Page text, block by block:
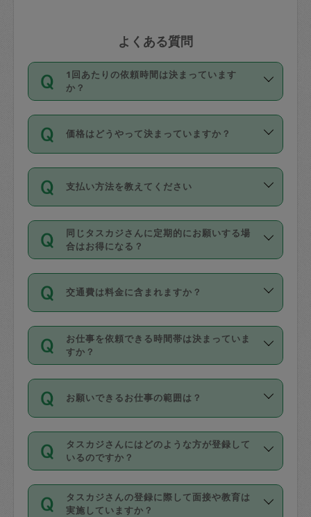
よくある質問
1回あたりの依頼時間は決まっています
か？
依頼1回につき3時間固定です。3時間を
超えて依頼したい場合は、延長機能をご
利用ください。機能をご利用いただくに
の上事前申請することが必要です。な
お、3時間を下回っても、値引き等はござ
いません。
価格はどうやって決まっていますか？
11種類の価格帯の中からタスカジさん自
身が価格を選んで設定しています。
タスカジさんの価格設定には最初は制限
があり、レビュー件数、レビューの平均
値、などで除々に設定可能な最高額が上
がっていく仕組みになっています。
支払い方法を教えてください
お支払方法はクレジットカード（Visa／
Master／JCB／AMERICAN EXPRESS／
Diners Club）のみとなります。
を行う際にご入力ください。プロフィー
ル登録時にはご入力いただかなくても大
丈夫です。
デビットカード・プリペイドカード（Vプ
リカ、au WALLETなど）は支払にはご利
銀行振込や現金払いも対応していませ
なお、タスカジさんの交通費も、依頼料
金のご請求と合わせてお支払いとなりま
動計算で表示されます。
同じタスカジさんに定期的にお願いする場
合はお得になる？
依頼には「スポット」と「定期（毎週｜
隔週）」があり、「定期」の依頼は「ス
ポット」よりお得な料金でご利用できま
す。
定期の最低利用回数は設けていない代わ
りに、一定数を超えたキャンセルは有償
（例：毎週定期の場合は３回以上のキャ
ンセルが有償（1200円、隔週定期の場合
は２回以上のキャンセルが有償（1200
交通費は料金に含まれますか？
交通費は依頼料金とは別途発生し、依頼
料金のご請求と合わせてお支払いとなり
ます。交通費の金額は「依頼の詳細」に
お仕事を依頼できる時間帯は決まっていま
すか？
時間帯は3種類あります。いずれも１回あ
たり３時間です。
・ＡＭ ９時～１２時
・ＰＭ １３時～１６時
・夜 １８時～２１時
開始時間を２時間前後変更することが可
お願いできるお仕事の範囲は？
掃除、整理収納、洗濯、買い物、料理、
作り置きです。タスカジさんによってで
きる仕事の範囲が異なりますので、依頼
する前にタスカジさんのプロフィールで
確認してください。
タスカジさんにはどのような方が登録して
いるのですか？
主婦として長年の家事経験をお持ちの
方、栄養士・調理師といった資格者で保
タスカジさんの登録に際して面接や教育は
実施していますか？